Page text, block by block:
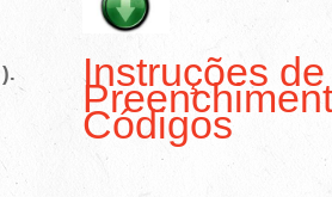
Instruções de
Códigos